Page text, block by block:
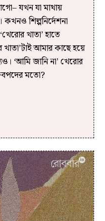
যখন যা মাথায়
শিল্পনির্দেশনা
খাতা’ হাতে
আমার কাছে হয়ে
‘আমি জানি না’ খেরোর
মতো?